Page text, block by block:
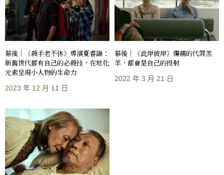
幕後｜《殺手老不休》導演夏睿謙：
新舊世代都有自己的必殺技，在地化
元素呈現小人物的生命力
2023 年 12 月 11 日
幕後｜《此岸彼岸》傷痛的代罪羔
羊，都會是自己的投射
2022 年 3 月 21 日